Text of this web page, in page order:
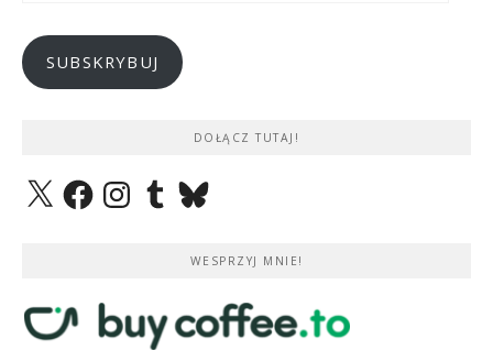
SUBSKRYBUJ
DOŁĄCZ TUTAJ!
X FacebookInstagramTumblrBluesky
WESPRZYJ MNIE!